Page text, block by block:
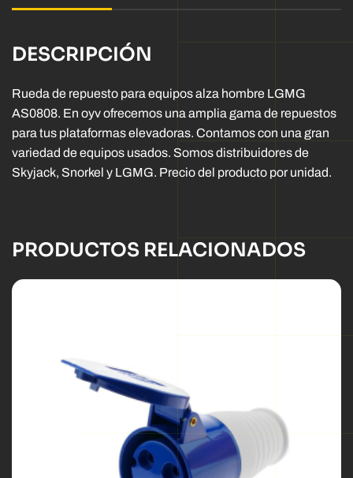
DESCRIPCIÓN
Rueda de repuesto para equipos alza hombre LGMG
AS0808. En oyv ofrecemos una amplia gama de repuestos
para tus plataformas elevadoras. Contamos con una gran
variedad de equipos usados. Somos distribuidores de
Skyjack, Snorkel y LGMG. Precio del producto por unidad.
PRODUCTOS RELACIONADOS